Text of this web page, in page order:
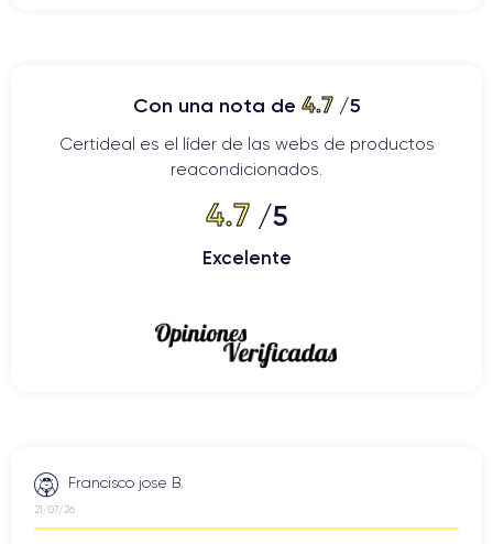
Con una nota de 4.7/5
Certideal es el líder de las webs de productos
reacondicionados.
4.7/5
Excelente
Francisco jose B.
21/07/26